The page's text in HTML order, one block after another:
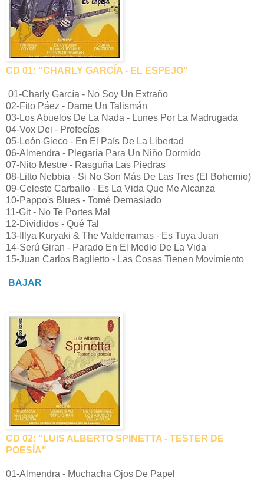
CD 01: "CHARLY GARCÍA - EL ESPEJO"
01-Charly García - No Soy Un Extraño
02-Fito Páez - Dame Un Talismán
03-Los Abuelos De La Nada - Lunes Por La Madrugada
04-Vox Dei - Profecías
05-León Gieco - En El País De La Libertad
06-Almendra - Plegaria Para Un Niño Dormido
07-Nito Mestre - Rasguña Las Piedras
08-Litto Nebbia - Si No Son Más De Las Tres (El Bohemio)
09-Celeste Carballo - Es La Vida Que Me Alcanza
10-Pappo's Blues - Tomé Demasiado
11-Git - No Te Portes Mal
12-Divididos - Qué Tal
13-Illya Kuryaki & The Valderramas - Es Tuya Juan
14-Serú Giran - Parado En El Medio De La Vida
15-Juan Carlos Baglietto - Las Cosas Tienen Movimiento
BAJAR
CD 02: "LUIS ALBERTO SPINETTA - TESTER DE
POESÍA"
01-Almendra - Muchacha Ojos De Papel